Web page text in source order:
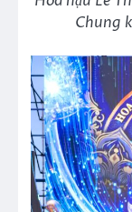
Chung